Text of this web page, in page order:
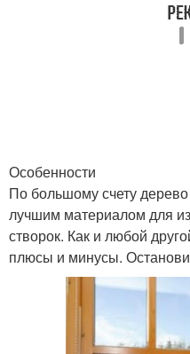
Особенности
По большому счету
лучшим материалом для
створок. Как и любой
плюсы и минусы.